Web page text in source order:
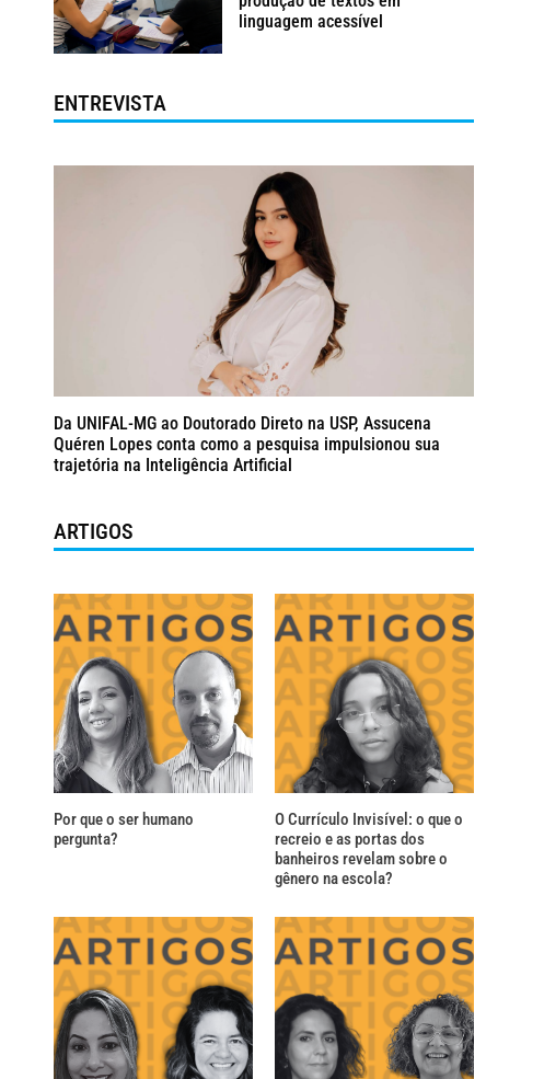
linguagem acessível
ENTREVISTA
Da UNIFAL-MG ao Doutorado Direto na USP, Assucena
Quéren Lopes conta como a pesquisa impulsionou sua
trajetória na Inteligência Artificial
ARTIGOS
Por que o ser humano
pergunta?
O Currículo Invisível: o que o
recreio e as portas dos
banheiros revelam sobre o
gênero na escola?